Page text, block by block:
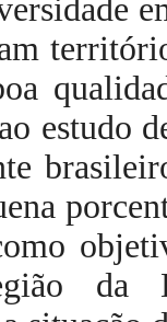
estudo
da